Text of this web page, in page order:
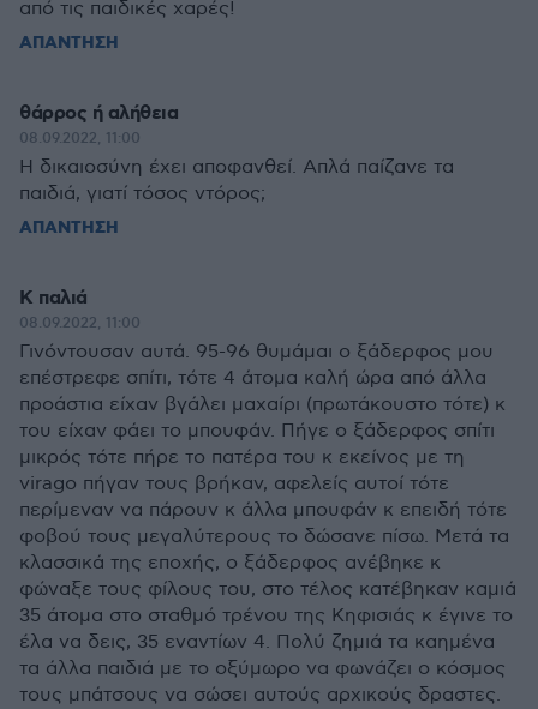
από τις παιδικές χαρές!
ΑΠΑΝΤΗΣΗ
θάρρος ή αλήθεια
08.09.2022, 11:00
Η δικαιοσύνη έχει αποφανθεί. Απλά παίζανε τα
παιδιά, γιατί τόσος ντόρος;
ΑΠΑΝΤΗΣΗ
Κ παλιά
08.09.2022, 11:00
Γινόντουσαν αυτά. 95-96 θυμάμαι ο ξάδερφος μου
επέστρεφε σπίτι, τότε 4 άτομα καλή ώρα από άλλα
προάστια είχαν βγάλει μαχαίρι (πρωτάκουστο τότε) κ
του είχαν φάει το μπουφάν. Πήγε ο ξάδερφος σπίτι
μικρός τότε πήρε το πατέρα του κ εκείνος με τη
virago πήγαν τους βρήκαν, αφελείς αυτοί τότε
περίμεναν να πάρουν κ άλλα μπουφάν κ επειδή τότε
φοβού τους μεγαλύτερους το δώσανε πίσω. Μετά τα
κλασσικά της εποχής, ο ξάδερφος ανέβηκε κ
φώναξε τους φίλους του, στο τέλος κατέβηκαν καμιά
35 άτομα στο σταθμό τρένου της Κηφισιάς κ έγινε το
έλα να δεις, 35 εναντίων 4. Πολύ ζημιά τα καημένα
τα άλλα παιδιά με το οξύμωρο να φωνάζει ο κόσμος
τους μπάτσους να σώσει αυτούς αρχικούς δραστες.